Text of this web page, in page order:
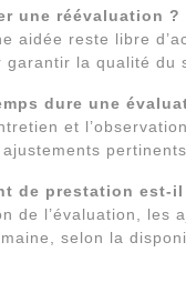
une réévaluation ?
aidée reste libre
garantir la qualité du
dure une
et
de prestation est-il
de l’évaluation, les
selon la